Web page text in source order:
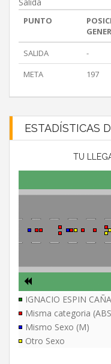
Salida
PUNTO
SALIDA
-
META
197
ESTADÍSTICAS
TU
IGNACIO ESPIN
Misma categoria
Mismo Sexo (M)
Otro Sexo